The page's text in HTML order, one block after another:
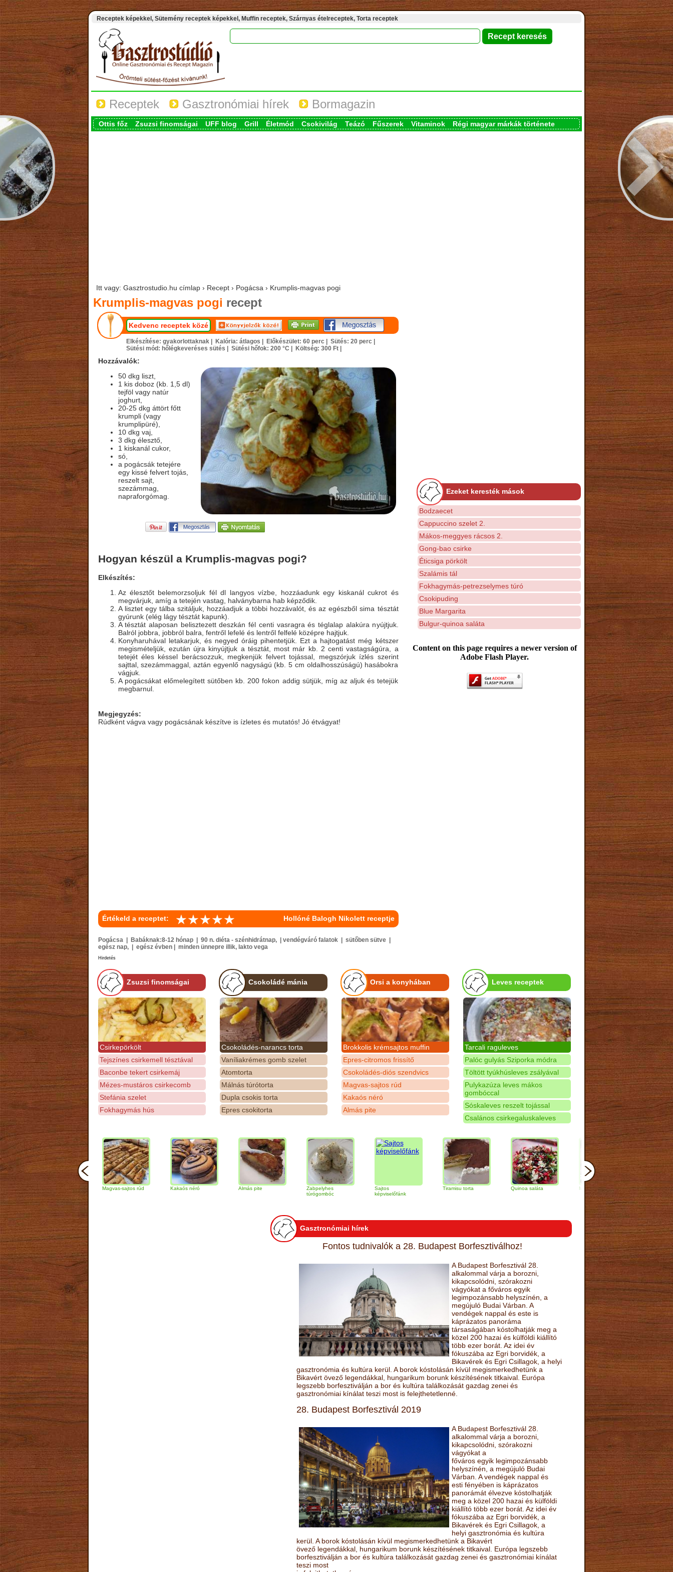
Receptek képekkel, Sütemény receptek képekkel, Muffin receptek, Szárnyas ételreceptek, Torta receptek
Receptek Gasztronómiai hírek Bormagazin
Ottis főz Zsuzsi finomságai UFF blog Grill Életmód Csokivilág Teázó Fűszerek Vitaminok Régi magyar márkák története
Itt vagy: Gasztrostudio.hu címlap › Recept › Pogácsa › Krumplis-magvas pogi
Krumplis-magvas pogi recept
Kedvenc receptek közé
Elkészítése: gyakorlottaknak | Kalória: átlagos | Előkészület: 60 perc | Sütés: 20 perc |
Sütési mód: hőlégkeveréses sütés | Sütési hőfok: 200 °C | Költség: 300 Ft |
Hozzávalók:
50 dkg liszt,
1 kis doboz (kb. 1,5 dl)
tejföl vagy natúr
joghurt,
20-25 dkg áttört főtt
krumpli (vagy
krumplipüré),
10 dkg vaj,
3 dkg élesztő,
1 kiskanál cukor,
só,
a pogácsák tetejére
egy kissé felvert tojás,
reszelt sajt,
szezámmag,
napraforgómag.
Hogyan készül a Krumplis-magvas pogi?
Elkészítés:
Az élesztőt belemorzsoljuk fél dl langyos vízbe, hozzáadunk egy kiskanál cukrot és
megvárjuk, amíg a tetején vastag, halványbarna hab képződik.
A lisztet egy tálba szitáljuk, hozzáadjuk a többi hozzávalót, és az egészből sima tésztát
gyúrunk (elég lágy tésztát kapunk).
A tésztát alaposan belisztezett deszkán fél centi vasragra és téglalap alakúra nyújtjuk.
Balról jobbra, jobbról balra, fentről lefelé és lentről felfelé középre hajtjuk.
Konyharuhával letakarjuk, és negyed óráig pihentetjük. Ezt a hajtogatást még kétszer
megismételjük, ezután újra kinyújtjuk a tésztát, most már kb. 2 centi vastagságúra, a
tetejét éles késsel berácsozzuk, megkenjük felvert tojással, megszórjuk ízlés szerint
sajttal, szezámmaggal, aztán egyenlő nagyságú (kb. 5 cm oldalhosszúságú) hasábokra
vágjuk.
A pogácsákat előmelegített sütőben kb. 200 fokon addig sütjük, míg az aljuk és tetejük
megbarnul.
Megjegyzés:
Rúdként vágva vagy pogácsának készítve is ízletes és mutatós! Jó étvágyat!
Értékeld a receptet: Hollóné Balogh Nikolett receptje
Pogácsa | Babáknak:8-12 hónap | 90 n. diéta - szénhidrátnap, | vendégváró falatok | sütőben sütve |
egész nap, | egész évben | minden ünnepre illik, lakto vega
Hirdetés
Ezeket keresték mások
Bodzaecet
Cappuccino szelet 2.
Mákos-meggyes rácsos 2.
Gong-bao csirke
Éticsiga pörkölt
Szalámis tál
Fokhagymás-petrezselymes túró
Csokipuding
Blue Margarita
Bulgur-quinoa saláta
Content on this page requires a newer version of
Adobe Flash Player.
Zsuzsi finomságai
Csirkepörkölt
Tejszínes csirkemell tésztával
Baconbe tekert csirkemáj
Mézes-mustáros csirkecomb
Stefánia szelet
Fokhagymás hús
Csokoládé mánia
Csokoládés-narancs torta
Vaníliakrémes gomb szelet
Atomtorta
Málnás túrótorta
Dupla csokis torta
Epres csokitorta
Orsi a konyhában
Brokkolis krémsajtos muffin
Epres-citromos frissítő
Csokoládés-diós szendvics
Magvas-sajtos rúd
Kakaós néró
Almás pite
Leves receptek
Tarcali raguleves
Palóc gulyás Sziporka módra
Töltött tyúkhúsleves zsályával
Pulykazúza leves mákos
gombóccal
Sóskaleves reszelt tojással
Csalános csirkegaluskaleves
Csokoládés-diós
szendvics
Magvas-sajtos rúd Kakaós néró
Zabpelyhes
túrógombóc
képviselőfánk
Tiramisu torta Quinoa saláta Mandulás kifli
Csokoládés-
narancs torta
Gasztronómiai hírek
Fontos tudnivalók a 28. Budapest Borfesztiválhoz!
A Budapest Borfesztivál 28.
alkalommal várja a borozni,
kikapcsolódni, szórakozni
vágyókat a főváros egyik
legimpozánsabb helyszínén, a
megújuló Budai Várban. A
vendégek nappal és este is
káprázatos panoráma
társaságában kóstolhatják meg a
közel 200 hazai és külföldi kiállító
több ezer borát. Az idei év
fókuszába az Egri borvidék, a
Bikavérek és Egri Csillagok, a helyi
gasztronómia és kultúra kerül. A borok kóstolásán kívül megismerkedhetünk a
Bikavért övező legendákkal, hungarikum borunk készítésének titkaival. Európa
legszebb borfesztiválján a bor és kultúra találkozását gazdag zenei és
gasztronómiai kínálat teszi most is felejthetetlenné.
28. Budapest Borfesztivál 2019
A Budapest Borfesztivál 28.
alkalommal várja a borozni,
kikapcsolódni, szórakozni
vágyókat a
főváros egyik legimpozánsabb
helyszínén, a megújuló Budai
Várban. A vendégek nappal és
esti fényében is káprázatos
panorámát élvezve kóstolhatják
meg a közel 200 hazai és külföldi
kiállító több ezer borát. Az idei év
fókuszába az Egri borvidék, a
Bikavérek és Egri Csillagok, a
helyi gasztronómia és kultúra
kerül. A borok kóstolásán kívül megismerkedhetünk a Bikavért
övező legendákkal, hungarikum borunk készítésének titkaival. Európa legszebb
borfesztiválján a bor és kultúra találkozását gazdag zenei és gasztronómiai kínálat
teszi most